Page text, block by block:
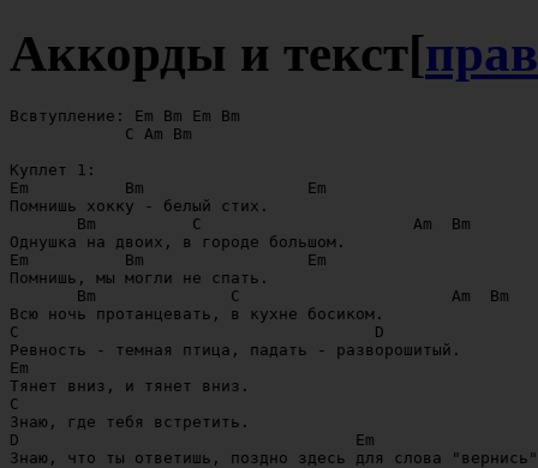
Аккорды и текст[
Всвтупление: Em Bm Em Bm
            C Am Bm
Куплет 1:
Em          Bm                 Em
Помнишь хокку - белый стих.
       Bm          C                      Am  Bm
Однушка на двоих, в городе большом.
Em          Bm                 Em
Помнишь, мы могли не спать.
       Bm              C                      Am  Bm
Всю ночь протанцевать, в кухне босиком.
C                                     D
Ревность - темная птица, падать - разворошитый.
Em
Тянет вниз, и тянет вниз.
C
Знаю, где тебя встретить.
D                                   Em
Знаю, что ты ответишь, поздно здесь для слова